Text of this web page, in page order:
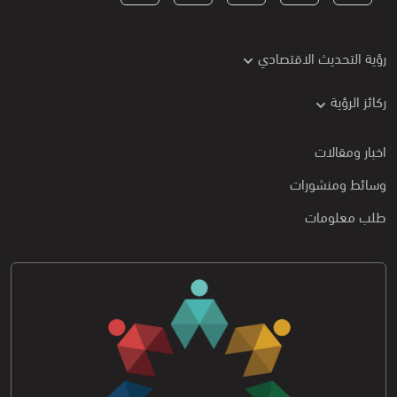
رؤية التحديث الاقتصادي
ركائز الرؤية
اخبار ومقالات
وسائط ومنشورات
طلب معلومات